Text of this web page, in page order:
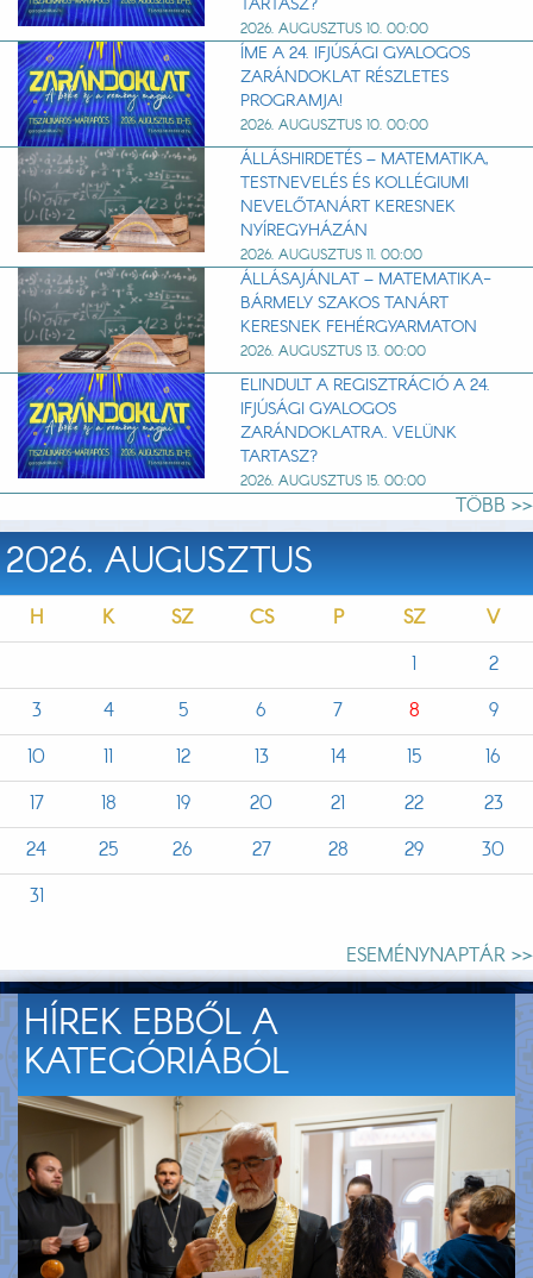
2026. AUGUSZTUS 10. 00:00
ÍME A 24. IFJÚSÁGI GYALOGOS
ZARÁNDOKLAT RÉSZLETES
PROGRAMJA!
2026. AUGUSZTUS 10. 00:00
ÁLLÁSHIRDETÉS – MATEMATIKA,
TESTNEVELÉS ÉS KOLLÉGIUMI
NEVELŐTANÁRT KERESNEK
NYÍREGYHÁZÁN
2026. AUGUSZTUS 11. 00:00
ÁLLÁSAJÁNLAT – MATEMATIKA-
BÁRMELY SZAKOS TANÁRT
KERESNEK FEHÉRGYARMATON
2026. AUGUSZTUS 13. 00:00
ELINDULT A REGISZTRÁCIÓ A 24.
IFJÚSÁGI GYALOGOS
ZARÁNDOKLATRA. VELÜNK
TARTASZ?
2026. AUGUSZTUS 15. 00:00
TÖBB >>
2026. AUGUSZTUS
H K SZ CS P SZ
V
1
2
3
4 5 6 7 8
9
10
11 12 13 14 15
16
17
18 19 20 21 22
23
24
25 26 27 28 29
30
31
ESEMÉNYNAPTÁR >>
HÍREK EBBŐL A
KATEGÓRIÁBÓL